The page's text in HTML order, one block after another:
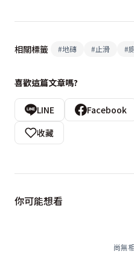
相關標籤 #地磚 #止滑 #
喜歡這篇文章嗎?
LINE Facebook
收藏
你可能想看
尚無